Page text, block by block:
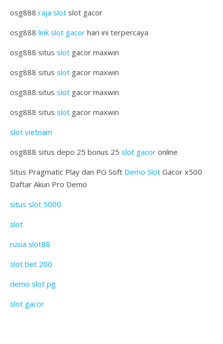
osg888 raja slot slot gacor
osg888 link slot gacor hari ini terpercaya
osg888 situs slot gacor maxwin
osg888 situs slot gacor maxwin
osg888 situs slot gacor maxwin
osg888 situs slot gacor maxwin
slot vietnam
osg888 situs depo 25 bonus 25 slot gacor online
Situs Pragmatic Play dan PG Soft Demo Slot Gacor x500
Daftar Akun Pro Demo
situs slot 5000
slot
rusia slot88
slot bet 200
demo slot pg
slot gacor